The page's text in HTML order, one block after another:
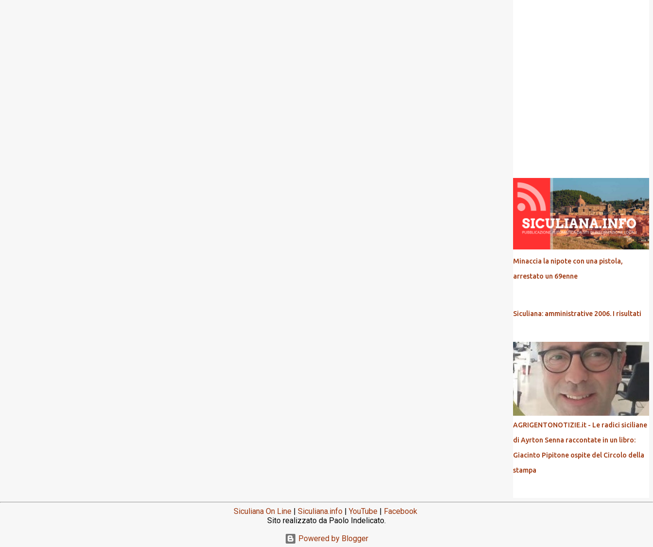
Minaccia la nipote con una pistola,
arrestato un 69enne
Siculiana: amministrative 2006. I risultati
AGRIGENTONOTIZIE.it - Le radici siciliane
di Ayrton Senna raccontate in un libro:
Giacinto Pipitone ospite del Circolo della
stampa
Siculiana On Line | Siculiana.info | YouTube | Facebook
Sito realizzato da Paolo Indelicato.
Powered by Blogger